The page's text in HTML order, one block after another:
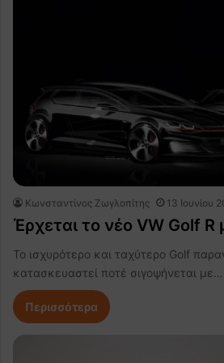
Κωνσταντίνος Ζωγλοπίτης 13 Ιουνίου
Έρχεται το νέο VW Golf
To ισχυρότερο και ταχύτερο Golf
κατασκευαστεί ποτέ σιγοψήνεται με…
Περισσότερα